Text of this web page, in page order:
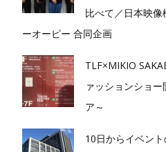
比べて／日本映像
ーオーピー 合同企画
TLF×MIKIO
ァッションショ
ア～
10日からイベン